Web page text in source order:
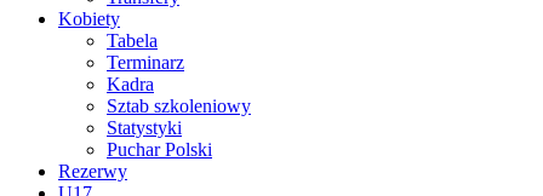
Kobiety
Tabela
Terminarz
Kadra
Sztab szkoleniowy
Statystyki
Puchar Polski
Rezerwy